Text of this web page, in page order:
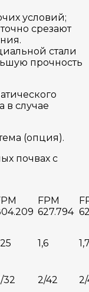
условий;
срезают
стали
прочность
в случае
(опция).
почвах с
FPM
627.794
1,6
32 2/42